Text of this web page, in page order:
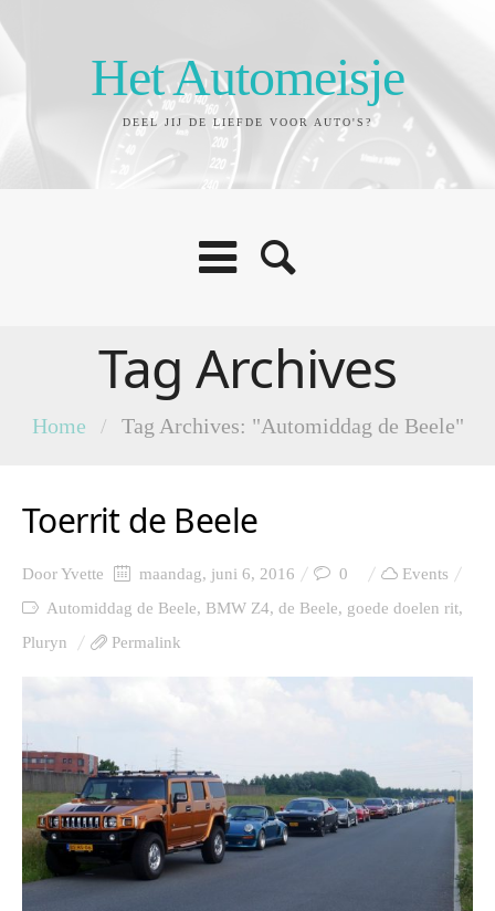
Het Automeisje
DEEL JIJ DE LIEFDE VOOR AUTO'S?
Tag Archives
Home / Tag Archives: "Automiddag de Beele"
Toerrit de Beele
DoorYvette maandag, juni 6, 2016 0
Events
Automiddag de Beele, BMW Z4, de Beele, goede doelen rit,
Pluryn
Permalink